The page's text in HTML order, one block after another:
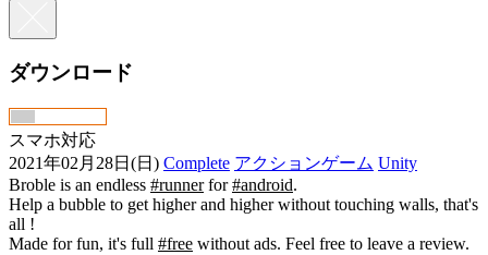
ダウンロード
スマホ対応
2021年02月28日(日) Complete アクションゲーム Unity
Broble is an endless #runnerfor#android.
Help a bubble to get higher and higher without touching walls, that's
all !
Made for fun, it's full #free without ads. Feel free to leave a review.